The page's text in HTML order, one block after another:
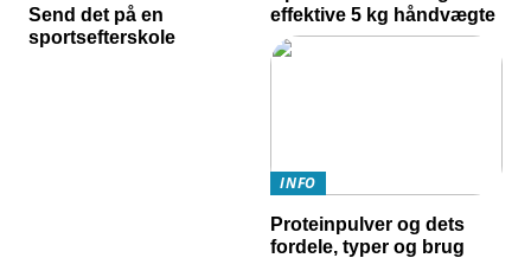
Send det på en
sportsefterskole
effektive 5 kg håndvægte
INFO
Proteinpulver og dets
fordele, typer og brug